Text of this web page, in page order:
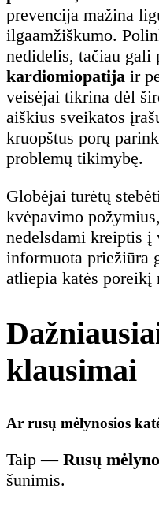
prevencija mažina
ilgaamžiškumo.
nedidelis, tačiau gali
kardiomiopatija ir
veisėjai tikrina dėl
aiškius sveikatos
kruopštus porų
problemų tikimybę.
Globėjai turėtų
kvėpavimo
nedelsdami kreiptis į
informuota priežiūra
atliepia katės poreikį
klausimai
Ar rusų mėlynosios
Taip — Rusų
šunimis.